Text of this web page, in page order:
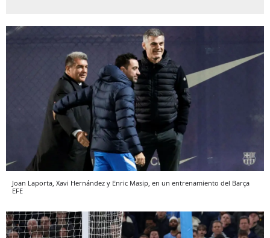
Joan Laporta, Xavi Hernández y Enric Masip, en un entrenamiento del Barça
EFE